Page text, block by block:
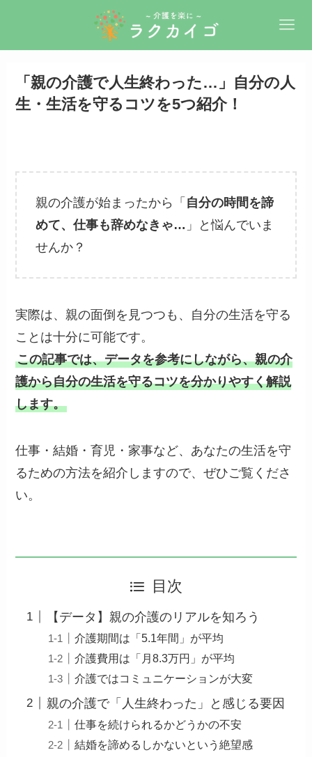
「親の介護で人生終わった…」自分の人
生・生活を守るコツを5つ紹介！
親の介護が始まったから「 自分の時間を諦
めて、仕事も辞めなきゃ… 」と悩んでいま
せんか？
実際は、親の面倒を見つつも、自分の生活を守る
ことは十分に可能です。
この記事では、データを参考にしながら、親の介
護から自分の生活を守るコツを分かりやすく解説
します。
仕事・結婚・育児・家事など、あなたの生活を守
るための方法を紹介しますので、ぜひご覧くださ
い。
目次
【データ】親の介護のリアルを知ろう
介護期間は「5.1年間」が平均
介護費用は「月8.3万円」が平均
介護ではコミュニケーションが大変
親の介護で「人生終わった」と感じる要因
仕事を続けられるかどうかの不安
結婚を諦めるしかないという絶望感